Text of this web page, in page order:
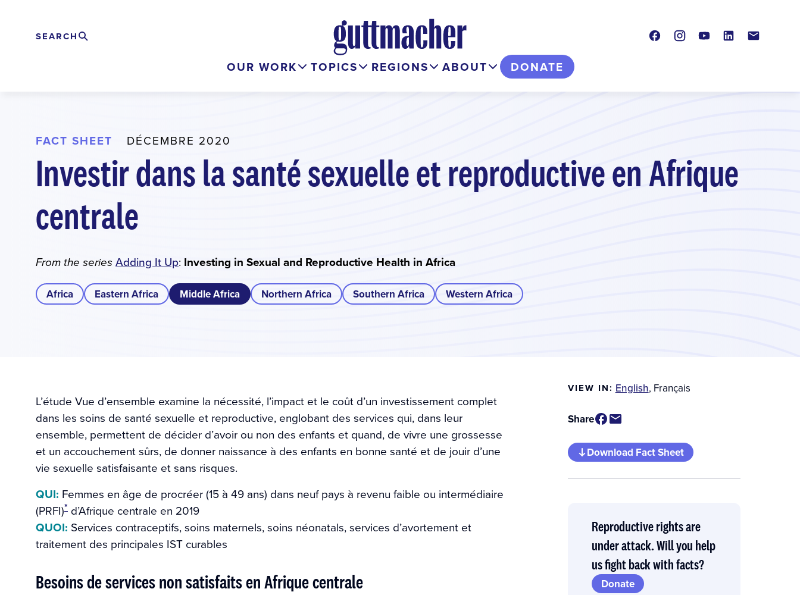
Rechercher
EXPAND
SEARCH FacebookInstagramYoutube LinkedIn
OUR WORK TOPICS REGIONS ABOUT DONATE
FACT SHEET DÉCEMBRE 2020
Investir dans la santé sexuelle et reproductive en Afrique
centrale
From the series Adding It Up: Investing in Sexual and Reproductive Health in Africa
Africa Eastern Africa Middle Africa Northern Africa Southern Africa Western Africa
L’étude Vue d’ensemble examine la nécessité, l’impact et le coût d’un investissement complet
dans les soins de santé sexuelle et reproductive, englobant des services qui, dans leur
ensemble, permettent de décider d’avoir ou non des enfants et quand, de vivre une grossesse
et un accouchement sûrs, de donner naissance à des enfants en bonne santé et de jouir d’une
vie sexuelle satisfaisante et sans risques.
QUI: Femmes en âge de procréer (15 à 49 ans) dans neuf pays à revenu faible ou intermédiaire
(PRFI)* d’Afrique centrale en 2019
QUOI: Services contraceptifs, soins maternels, soins néonatals, services d’avortement et
traitement des principales IST curables
Besoins de services non satisfaits en Afrique centrale
VIEW IN: English, Français
Share
Download Fact Sheet
Reproductive rights are
under attack. Will you help
us fight back with facts?
Donate